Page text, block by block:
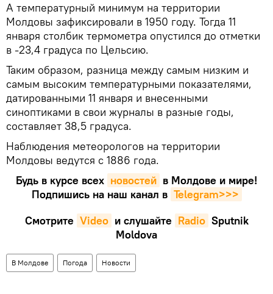
А температурный минимум на территории
Молдовы зафиксировали в 1950 году. Тогда 11
января столбик термометра опустился до отметки
в -23,4 градуса по Цельсию.
Таким образом, разница между самым низким и
самым высоким температурными показателями,
датированными 11 января и внесенными
синоптиками в свои журналы в разные годы,
составляет 38,5 градуса.
Наблюдения метеорологов на территории
Молдовы ведутся с 1886 года.
Будь в курсе всех новостей в Молдове и мире!
Подпишись на наш канал в Telegram>>>
Смотрите Video и слушайте Radio Sputnik
Moldova
В Молдове Погода Новости